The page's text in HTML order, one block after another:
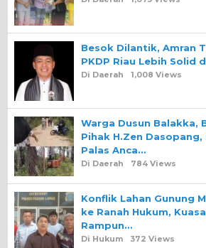
Besok Dilantik, Amran
PKDP Riau Lebih Solid
Di Daerah 1,008 Views
Warga Dusun Balakka,
Pihak H.Zen Dasopang,
Palas Anca…
Di Daerah 784 Views
Konflik Lahan Gunung
ke Ranah Hukum,
Rampun…
Di Hukum 372 Views